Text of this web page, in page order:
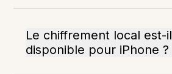
Le chiffrement local est-il
disponible pour iPhone ?